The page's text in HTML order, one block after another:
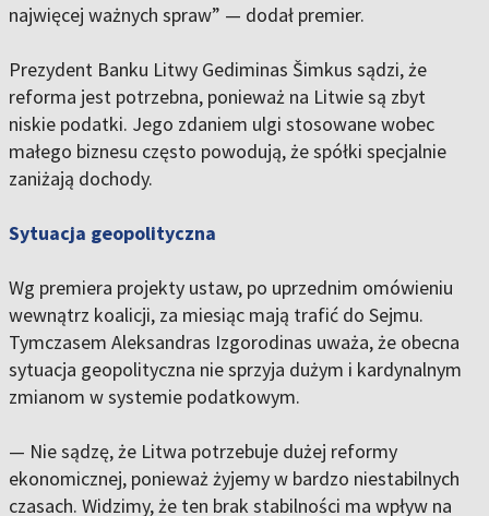
najwięcej ważnych spraw” — dodał premier.
Prezydent Banku Litwy Gediminas Šimkus sądzi, że
reforma jest potrzebna, ponieważ na Litwie są zbyt
niskie podatki. Jego zdaniem ulgi stosowane wobec
małego biznesu często powodują, że spółki specjalnie
zaniżają dochody.
Sytuacja geopolityczna
Wg premiera projekty ustaw, po uprzednim omówieniu
wewnątrz koalicji, za miesiąc mają trafić do Sejmu.
Tymczasem Aleksandras Izgorodinas uważa, że obecna
sytuacja geopolityczna nie sprzyja dużym i kardynalnym
zmianom w systemie podatkowym.
— Nie sądzę, że Litwa potrzebuje dużej reformy
ekonomicznej, ponieważ żyjemy w bardzo niestabilnych
czasach. Widzimy, że ten brak stabilności ma wpływ na